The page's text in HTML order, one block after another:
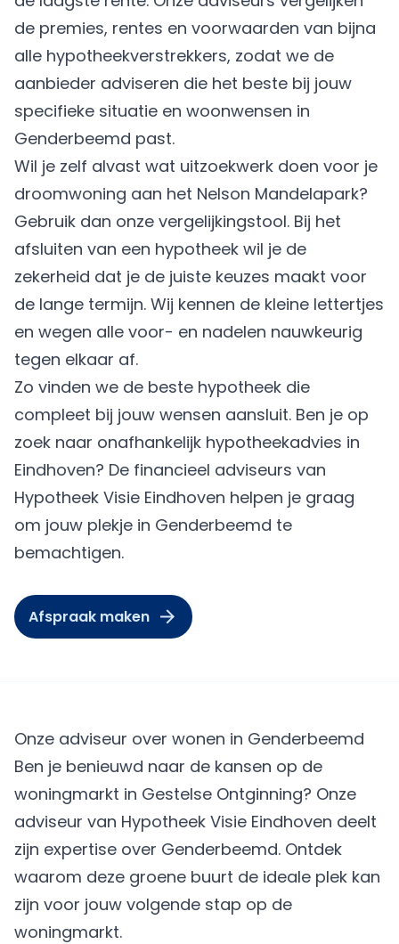
de premies, rentes en voorwaarden van bijna
alle hypotheekverstrekkers, zodat we de
aanbieder adviseren die het beste bij jouw
specifieke situatie en woonwensen in
Genderbeemd past.
Wil je zelf alvast wat uitzoekwerk doen voor je
droomwoning aan het Nelson Mandelapark?
Gebruik dan onze vergelijkingstool. Bij het
afsluiten van een hypotheek wil je de
zekerheid dat je de juiste keuzes maakt voor
de lange termijn. Wij kennen de kleine lettertjes
en wegen alle voor- en nadelen nauwkeurig
tegen elkaar af.
Zo vinden we de beste hypotheek die
compleet bij jouw wensen aansluit. Ben je op
zoek naar onafhankelijk hypotheekadvies in
Eindhoven? De financieel adviseurs van
Hypotheek Visie Eindhoven helpen je graag
om jouw plekje in Genderbeemd te
bemachtigen.
Afspraak maken
Onze adviseur over wonen in Genderbeemd
Ben je benieuwd naar de kansen op de
woningmarkt in Gestelse Ontginning? Onze
adviseur van Hypotheek Visie Eindhoven deelt
zijn expertise over Genderbeemd. Ontdek
waarom deze groene buurt de ideale plek kan
zijn voor jouw volgende stap op de
woningmarkt.